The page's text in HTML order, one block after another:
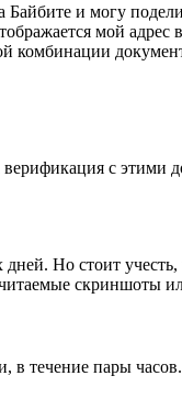
и могу
мой
с этими
Но стоит
скриншоты
в течение пары часов.